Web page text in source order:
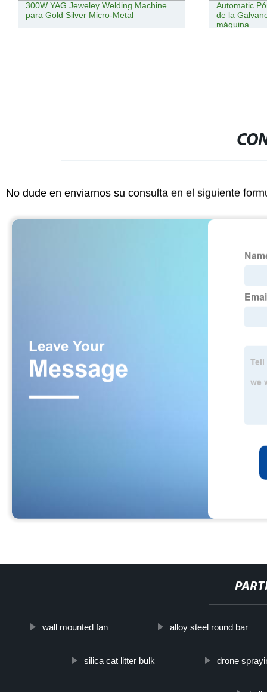
300W YAG Jeweley Welding Machine
para Gold Silver Micro-Metal
Automatic
de la
máquina
No dude en enviarnos su consulta en el siguiente
wall mounted fan alloy steel round bar
silica cat litter bulk drone